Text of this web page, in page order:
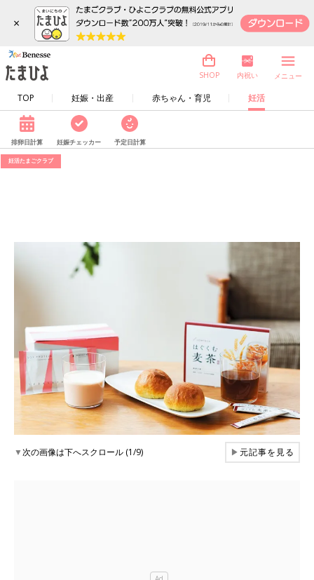
×
TOP 妊娠・出産 赤ちゃん・育児 妊活
SHOP 内祝い メニュー
排卵日計算 妊娠チェッカー 予定日計算
妊活たまごクラブ
▼次の画像は下へスクロール (1/9) ▶元記事を見る